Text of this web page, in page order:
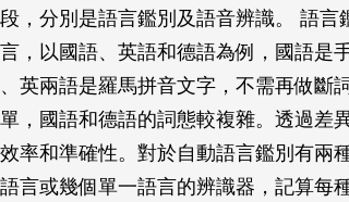
，分別是語言鑑別及語音辨識。 語言
，以國語、英語和德語為例，國語是
英兩語是羅馬拼音文字，不需再做斷
，國語和德語的詞態較複雜。透過差
率和準確性。對於自動語言鑑別有兩
言或幾個單一語言的辨識器，記算每